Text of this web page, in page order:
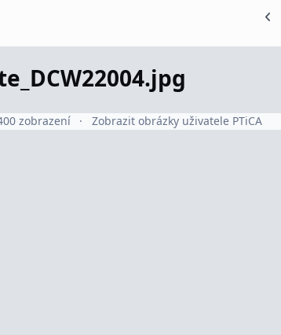
zobrazení Zobrazit obrázky uživatele PTiCA